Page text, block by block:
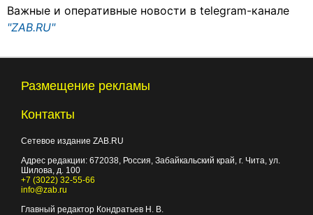
Важные и оперативные новости в telegram-канале
"ZAB.RU"
Размещение рекламы
Контакты
Сетевое издание ZAB.RU
Адрес редакции: 672038, Россия, Забайкальский край, г. Чита, ул.
Шилова, д. 100
+7 (3022) 32-55-66
info@zab.ru
Главный редактор Кондратьев Н. В.